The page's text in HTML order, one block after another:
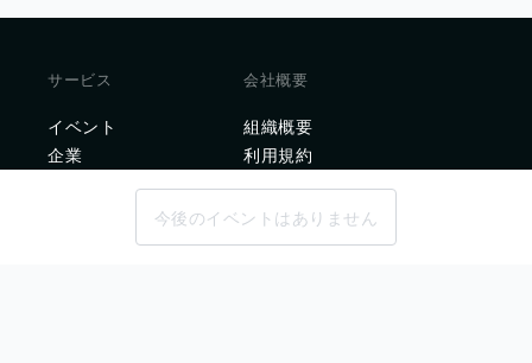
サービス
イベント
企業
会社概要
組織概要
利用規約
NPO法人en-courageのプライ
バシーポリシー
Deep Growth Partnersのプ
今後のイベントはありません